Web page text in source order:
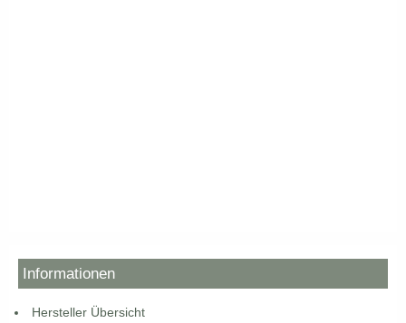
Informationen
Hersteller Übersicht